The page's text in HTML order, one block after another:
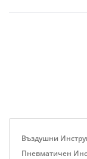
Въздушни
Пневматичен